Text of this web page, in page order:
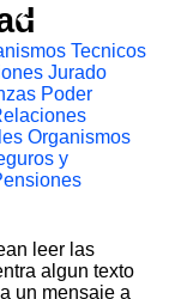
Tecnicos
Jurado
Poder
Organismos
y
leer las
algun texto
un mensaje a